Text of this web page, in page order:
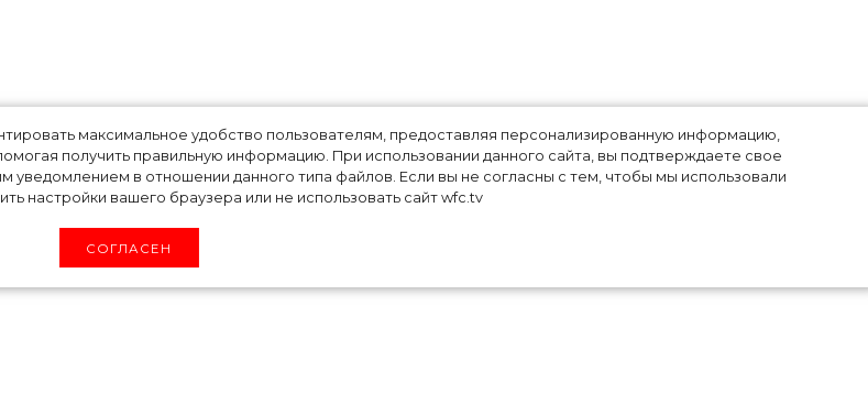
максимальное удобство пользователям, предоставляя персонализированную информацию,
получить правильную информацию. При использовании данного сайта, вы подтверждаете свое
уведомлением в отношении данного типа файлов. Если вы не согласны с тем, чтобы мы использовали
настройки вашего браузера или не использовать сайт wfc.tv
СОГЛАСЕН
Hermès